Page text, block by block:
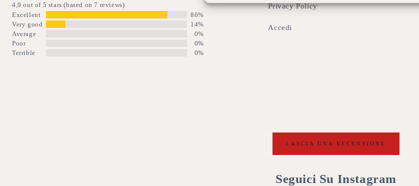
4,9 out of 5 stars (based on 7 reviews)
Excellent
86%
Very good
14%
Average
0%
Poor
0%
Terrible
0%
Privacy Policy
Accedi
LASCIA UNA RECENSIONE
Seguici Su Instagram